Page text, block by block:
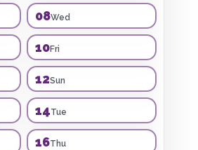
08Wed
10Fri
12Sun
14Tue
16Thu